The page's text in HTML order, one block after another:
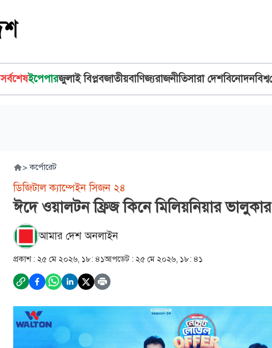
সর্বশেষইপেপারজুলাই বিপ্লবজাতীয়বাণিজ্যরাজনীতিসারা দেশবিনোদনবিশ্ব
> কর্পোরেট
ডিজিটাল ক্যাম্পেইন সিজন ২৪
ঈদে ওয়ালটন ফ্রিজ কিনে মিলিয়নিয়ার
আমার দেশ অনলাইন
প্রকাশ : ২৫ মে ২০২৬, ১৮: ৪১আপডেট : ২৫ মে ২০২৬, ১৮: ৪১